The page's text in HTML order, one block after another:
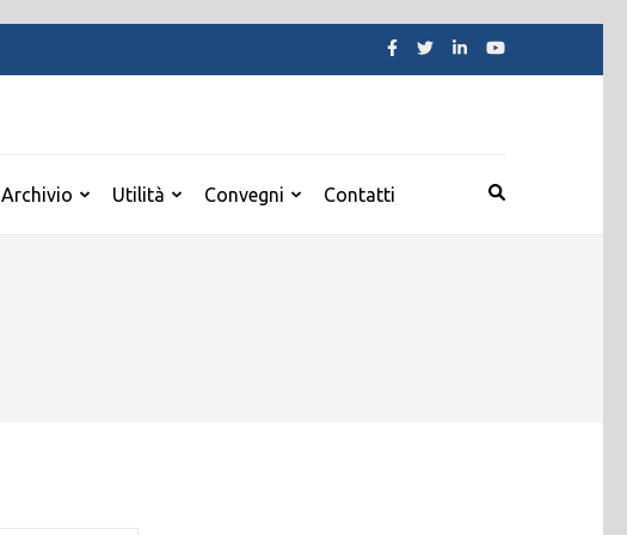
Archivio Utilità Convegni Contatti